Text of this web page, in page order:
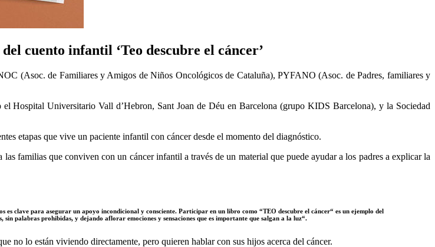
cuento infantil ‘Teo descubre el cáncer’
(Asoc. de Familiares y Amigos de Niños Oncológicos de Cataluña), PYFANO (Asoc. de Padres, familiares y
Hospital Universitario Vall d’Hebron, Sant Joan de Déu en Barcelona (grupo KIDS Barcelona), y la Sociedad
etapas que vive un paciente infantil con cáncer desde el momento del diagnóstico.
familias que conviven con un cáncer infantil a través de un material que puede ayudar a los padres a explicar la
clave para asegurar un apoyo incondicional y consciente. Participar en un libro como “TEO descubre el cáncer“ es un ejemplo del
palabras prohibidas, y dejando aflorar emociones y sensaciones que es importante que salgan a la luz“.
no lo están viviendo directamente, pero quieren hablar con sus hijos acerca del cáncer.